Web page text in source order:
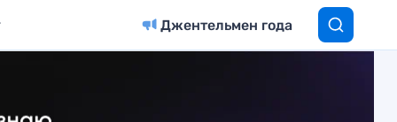
Джентельмен года